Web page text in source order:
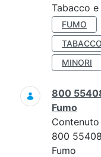
Tabacco
FUMO
TABACCO
MINORI
800
Fumo
Contenuto
800
Fumo